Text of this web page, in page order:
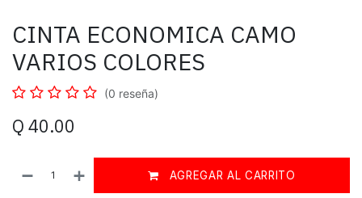
CINTA ECONOMICA CAMO
VARIOS COLORES
(0 reseña)
Q 40.00
AGREGAR AL CARRITO